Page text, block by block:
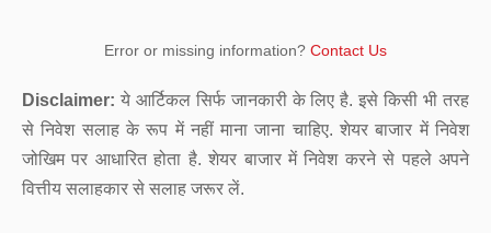
Error or missing information? Contact Us
Disclaimer: ये आर्टिकल सिर्फ जानकारी के लिए है. इसे किसी भी तरह
से निवेश सलाह के रूप में नहीं माना जाना चाहिए. शेयर बाजार में निवेश
जोखिम पर आधारित होता है. शेयर बाजार में निवेश करने से पहले अपने
वित्तीय सलाहकार से सलाह जरूर लें.